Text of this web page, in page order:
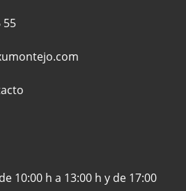
55
10:00 h a 13:00 h y de 17:00